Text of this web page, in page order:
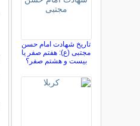
تاریخ شهادت امام حسن
مجتبی (ع): هفتم صفر یا
بیست و هشتم صفر؟